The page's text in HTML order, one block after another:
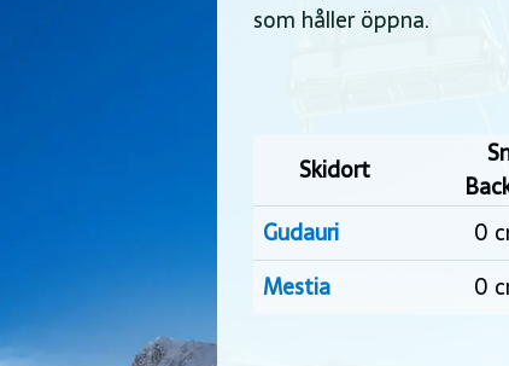
som håller öppna.
Skidort
Gudauri
0
Mestia 0